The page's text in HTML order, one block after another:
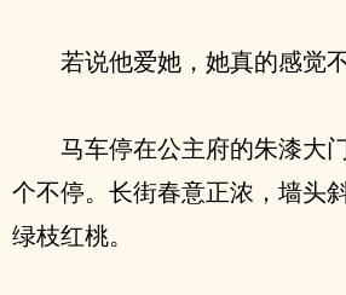
若说他爱她，她真的感觉不
马车停在公主府的朱漆大
个不停。长街春意正浓，墙头
绿枝红桃。